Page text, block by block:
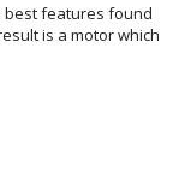
best features found
is a motor which